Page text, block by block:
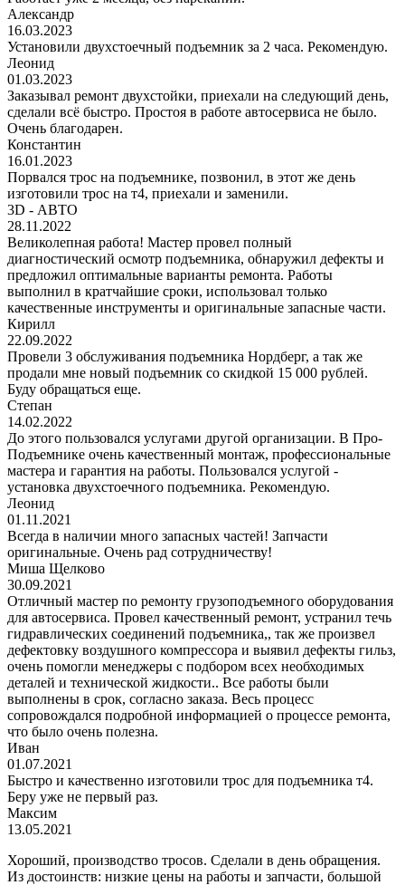
Александр
16.03.2023
Установили двухстоечный подъемник за 2 часа. Рекомендую.
Леонид
01.03.2023
Заказывал ремонт двухстойки, приехали на следующий день,
сделали всё быстро. Простоя в работе автосервиса не было.
Очень благодарен.
Константин
16.01.2023
Порвался трос на подъемнике, позвонил, в этот же день
изготовили трос на т4, приехали и заменили.
3D - АВТО
28.11.2022
Великолепная работа! Мастер провел полный
диагностический осмотр подъемника, обнаружил дефекты и
предложил оптимальные варианты ремонта. Работы
выполнил в кратчайшие сроки, использовал только
качественные инструменты и оригинальные запасные части.
Кирилл
22.09.2022
Провели 3 обслуживания подъемника Нордберг, а так же
продали мне новый подъемник со скидкой 15 000 рублей.
Буду обращаться еще.
Степан
14.02.2022
До этого пользовался услугами другой организации. В Про-
Подъемнике очень качественный монтаж, профессиональные
мастера и гарантия на работы. Пользовался услугой -
установка двухстоечного подъемника. Рекомендую.
Леонид
01.11.2021
Всегда в наличии много запасных частей! Запчасти
оригинальные. Очень рад сотрудничеству!
Миша Щелково
30.09.2021
Отличный мастер по ремонту грузоподъемного оборудования
для автосервиса. Провел качественный ремонт, устранил течь
гидравлических соединений подъемника,, так же произвел
дефектовку воздушного компрессора и выявил дефекты гильз,
очень помогли менеджеры с подбором всех необходимых
деталей и технической жидкости.. Все работы были
выполнены в срок, согласно заказа. Весь процесс
сопровождался подробной информацией о процессе ремонта,
что было очень полезна.
Иван
01.07.2021
Быстро и качественно изготовили трос для подъемника т4.
Беру уже не первый раз.
Максим
13.05.2021
Хороший, производство тросов. Сделали в день обращения.
Из достоинств: низкие цены на работы и запчасти, большой